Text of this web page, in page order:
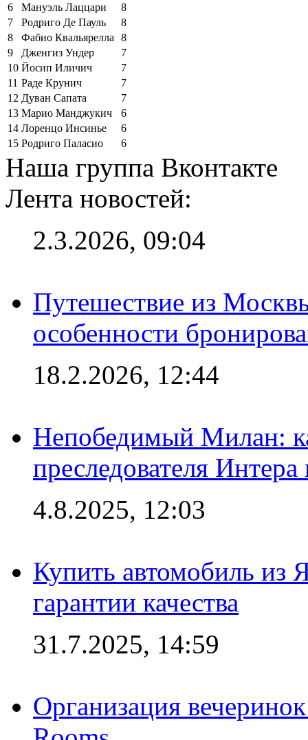
6
Мануэль Лаццари
8
7
Родриго Де Пауль
8
8
Фабио Квальярелла
8
9
Дженгиз Ундер
7
10 Йосип Иличич
7
11 Раде Крунич
7
12 Дуван Сапата
7
13 Марио Манджукич
6
14 Лоренцо Инсинье
6
15 Родриго Паласио 6
Наша группа Вконтакте
Лента новостей:
2.3.2026, 09:04
Путешествие из
особенности
18.2.2026, 12:44
Непобедимый Милан:
преследователя
4.8.2025, 12:03
Купить автомобиль из
гарантии качества
31.7.2025, 14:59
Организация